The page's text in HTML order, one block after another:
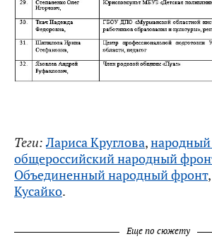
Теги: Лариса Круглова,
общероссийский народный
Объединенный народный фронт,
Кусайко.
Еще по сюжету